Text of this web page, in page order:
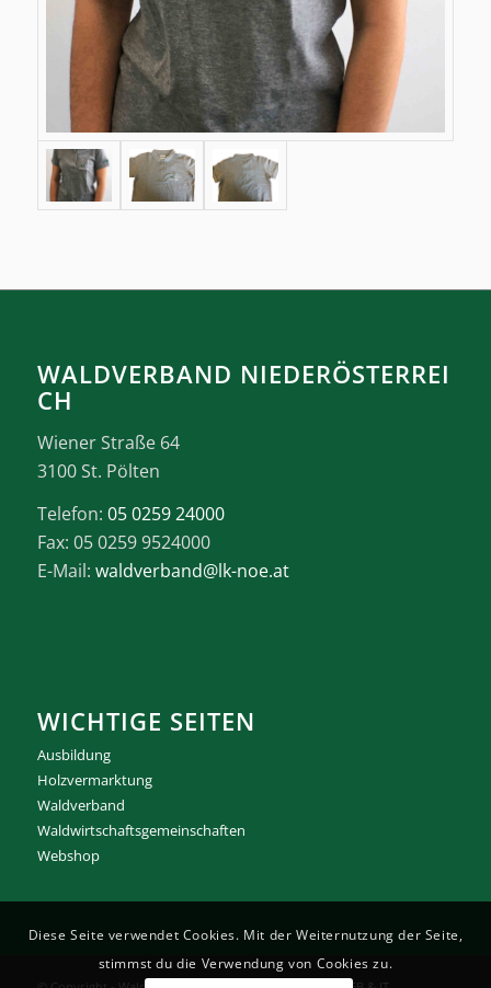
WALDVERBAND NIEDERÖSTERREI
CH
Wiener Straße 64
3100 St. Pölten
Telefon: 05 0259 24000
Fax: 05 0259 9524000
E-Mail: waldverband@lk-noe.at
WICHTIGE SEITEN
Ausbildung
Holzvermarktung
Waldverband
Waldwirtschaftsgemeinschaften
Webshop
Diese Seite verwendet Cookies. Mit der Weiternutzung der Seite,
stimmst du die Verwendung von Cookies zu.